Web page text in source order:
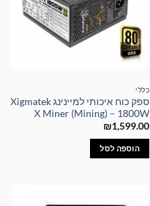
כללי
ספק כוח איכותי למיינינג Xigmatek
X Miner (Mining) – 1800W
₪1,599.00
הוספה לסל